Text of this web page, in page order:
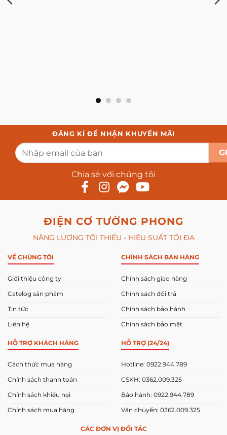
ĐĂNG KÍ ĐỂ NHẬN KHUYẾN MÃI
Chia sẻ với chúng tôi
ĐIỆN CƠ TƯỜNG PHONG
NĂNG LƯỢNG TỐI THIỂU - HIỆU SUẤT TỐI ĐA
VỀ CHÚNG TÔI
Giới thiệu công ty
Catelog sản phẩm
Tin tức
Liên hệ
CHÍNH SÁCH BÁN HÀNG
Chính sách giao hàng
Chính sách đổi trả
Chính sách bảo hành
Chính sách bảo mật
HỖ TRỢ KHÁCH HÀNG
Cách thức mua hàng
Chính sách thanh toán
Chính sách khiếu nại
Chính sách mua hàng
HỖ TRỢ (24/24)
Hotline: 0922.944.789
CSKH: 0362.009.325
Bảo hành: 0922.944.789
Vận chuyển: 0362.009.325
CÁC ĐƠN VỊ ĐỐI TÁC